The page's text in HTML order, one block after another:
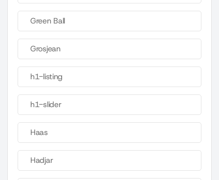
Green Ball
Grosjean
h1-listing
h1-slider
Haas
Hadjar